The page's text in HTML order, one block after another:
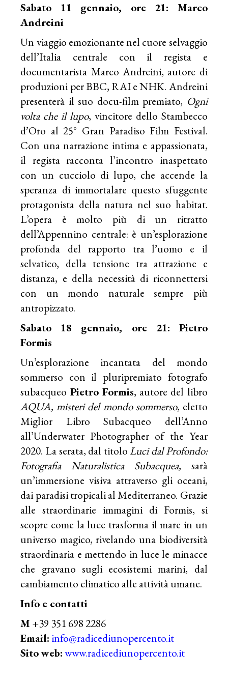
Sabato 11 gennaio, ore 21: Marco
Andreini
Un viaggio emozionante nel cuore selvaggio
dell’Italia centrale con il regista e
documentarista Marco Andreini, autore di
produzioni per BBC, RAI e NHK. Andreini
presenterà il suo docu-film premiato, Ogni
volta che il lupo, vincitore dello Stambecco
d’Oro al 25° Gran Paradiso Film Festival.
Con una narrazione intima e appassionata,
il regista racconta l’incontro inaspettato
con un cucciolo di lupo, che accende la
speranza di immortalare questo sfuggente
protagonista della natura nel suo habitat.
L’opera è molto più di un ritratto
dell’Appennino centrale: è un’esplorazione
profonda del rapporto tra l’uomo e il
selvatico, della tensione tra attrazione e
distanza, e della necessità di riconnettersi
con un mondo naturale sempre più
antropizzato.
Sabato 18 gennaio, ore 21: Pietro
Formis
Un’esplorazione incantata del mondo
sommerso con il pluripremiato fotografo
subacqueo Pietro Formis, autore del libro
AQUA, misteri del mondo sommerso, eletto
Miglior Libro Subacqueo dell’Anno
all’Underwater Photographer of the Year
2020. La serata, dal titoloLuci dal Profondo:
Fotografia Naturalistica Subacquea, sarà
un’immersione visiva attraverso gli oceani,
dai paradisi tropicali al Mediterraneo. Grazie
alle straordinarie immagini di Formis, si
scopre come la luce trasforma il mare in un
universo magico, rivelando una biodiversità
straordinaria e mettendo in luce le minacce
che gravano sugli ecosistemi marini, dal
cambiamento climatico alle attività umane.
Info e contatti
M+39 351 698 2286
Email: info@radicediunopercento.it
Sito web:www.radicediunopercento.it